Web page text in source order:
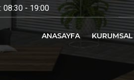
- 19:00
ANASAYFA KURUMSAL